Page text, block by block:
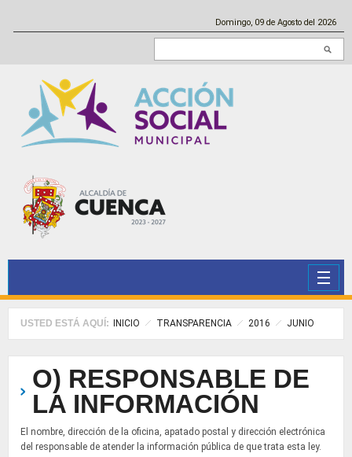
Domingo, 09 de Agosto del 2026
USTED ESTÁ AQUÍ: INICIO TRANSPARENCIA 2016 JUNIO
O) RESPONSABLE DE
LA INFORMACIÓN
El nombre, dirección de la oficina, apatado postal y dirección electrónica
del responsable de atender la información pública de que trata esta ley.